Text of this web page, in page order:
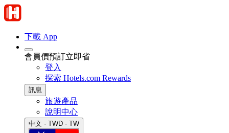
下載 App
會員價預訂立即省
登入
探索 Hotels.com Rewards
訊息
旅遊產品
說明中心
中文 · TWD · TW